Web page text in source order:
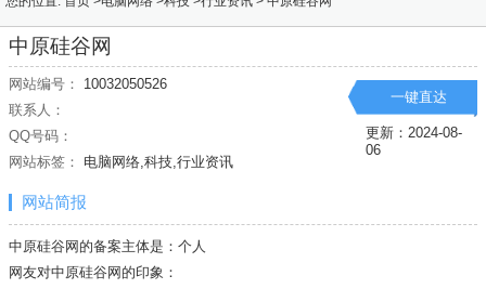
中原硅谷网
网站编号：
10032050526
联系人：
QQ号码：
网站标签：
电脑网络,科技,行业资讯
一键直达
更新：2024-08-
06
网站简报
中原硅谷网的备案主体是：个人
网友对中原硅谷网的印象：